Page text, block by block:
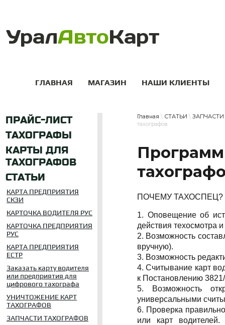
ГЛАВНАЯ МАГАЗИН НАШИ КЛИЕНТЫ
ПРАЙС-ЛИСТ
ТАХОГРАФЫ
КАРТЫ ДЛЯ
ТАХОГРАФОВ
СТАТЬИ
КАРТА ПРЕДПРИЯТИЯ
СКЗИ
КАРТОЧКА ВОДИТЕЛЯ РУС
КАРТОЧКА ПРЕДПРИЯТИЯ
РУС
КАРТА ПРЕДПРИЯТИЯ
ЕСТР
Заказать карту водителя
или предприятия для
цифрового тахографа
УНИЧТОЖЕНИЕ КАРТ
ТАХОГРАФОВ
ЗАПЧАСТИ ТАХОГРАФОВ
Главная \ СТАТЬИ \
тахографов
ПОЧЕМУ ТАХОСПЕЦ?
1. Оповещение об
действия техосмотра и
2. Возможность
вручную).
3. Возможность
4. Считывание карт
к Постановлению
5. Возможность
универсальными
6. Проверка
или карт